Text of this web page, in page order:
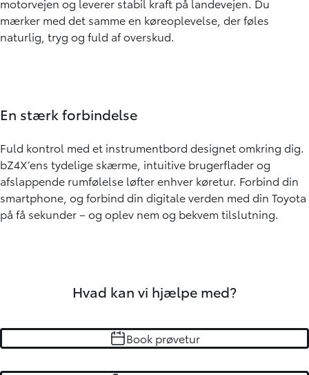
mærker med det samme en køreoplevelse, der føles
naturlig, tryg og fuld af overskud.
En stærk forbindelse
Fuld kontrol med et instrumentbord designet omkring dig.
bZ4X’ens tydelige skærme, intuitive brugerflader og
afslappende rumfølelse løfter enhver køretur. Forbind din
smartphone, og forbind din digitale verden med din Toyota
på få sekunder – og oplev nem og bekvem tilslutning.
Hvad kan vi hjælpe med?
Book prøvetur